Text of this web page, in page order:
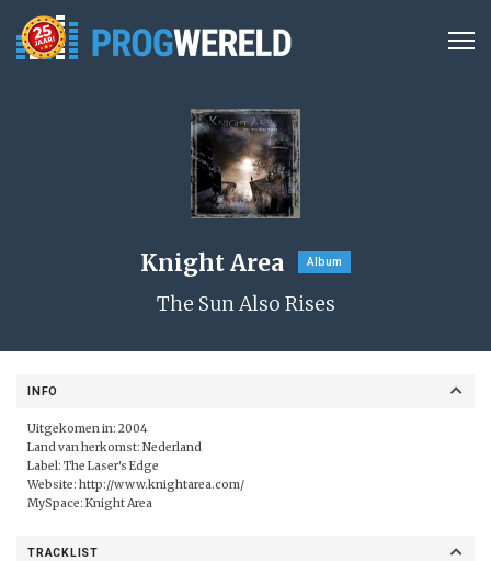
Knight Area Album
The Sun Also Rises
INFO
Uitgekomen in: 2004
Land van herkomst: Nederland
Label: The Laser's Edge
Website: http://www.knightarea.com/
MySpace: Knight Area
TRACKLIST